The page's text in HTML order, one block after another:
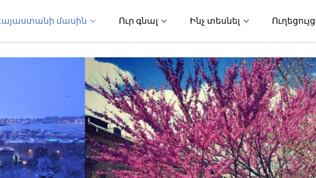
մասին Ուր գնալ Ինչ տեսնել Ուղեցույց